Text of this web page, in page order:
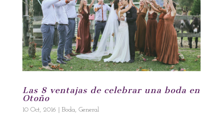
Las 8 ventajas de celebrar una boda en
Otoño
10 Oct, 2016 | Boda, General